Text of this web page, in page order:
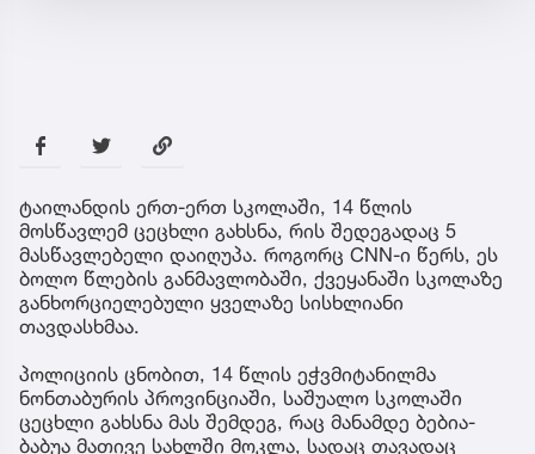
ტაილანდის ერთ-ერთ სკოლაში, 14 წლის
მოსწავლემ ცეცხლი გახსნა, რის შედეგადაც 5
მასწავლებელი დაიღუპა. როგორც CNN-ი წერს, ეს
ბოლო წლების განმავლობაში, ქვეყანაში სკოლაზე
განხორციელებული ყველაზე სისხლიანი
თავდასხმაა.
პოლიციის ცნობით, 14 წლის ეჭვმიტანილმა
ნონთაბურის პროვინციაში, საშუალო სკოლაში
ცეცხლი გახსნა მას შემდეგ, რაც მანამდე ბებია-
ბაბუა მათივე სახლში მოკლა, სადაც თავადაც